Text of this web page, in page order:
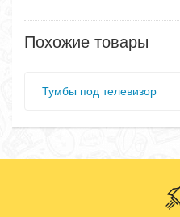
Похожие товары
Тумбы под телевизор